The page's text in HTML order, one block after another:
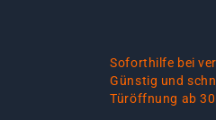
Soforthilfe bei
Günstig und
Türöffnung ab